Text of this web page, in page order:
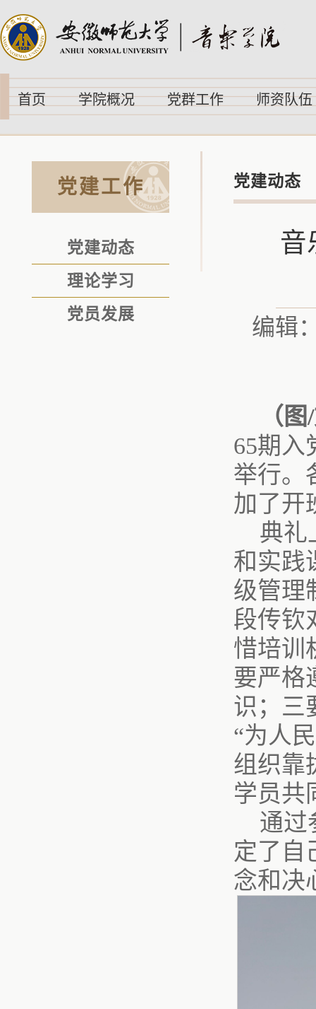
首页 学院概况 党群工作 师资队伍
党建工作
党建动态
理论学习
党员发展
党建动态
音
编辑
（
65期入
举行。
加了开
典礼
和实践
级管理
段传钦
惜培训
要严格
识；三
“为人
组织靠
学员共
通过
定了自
念和决